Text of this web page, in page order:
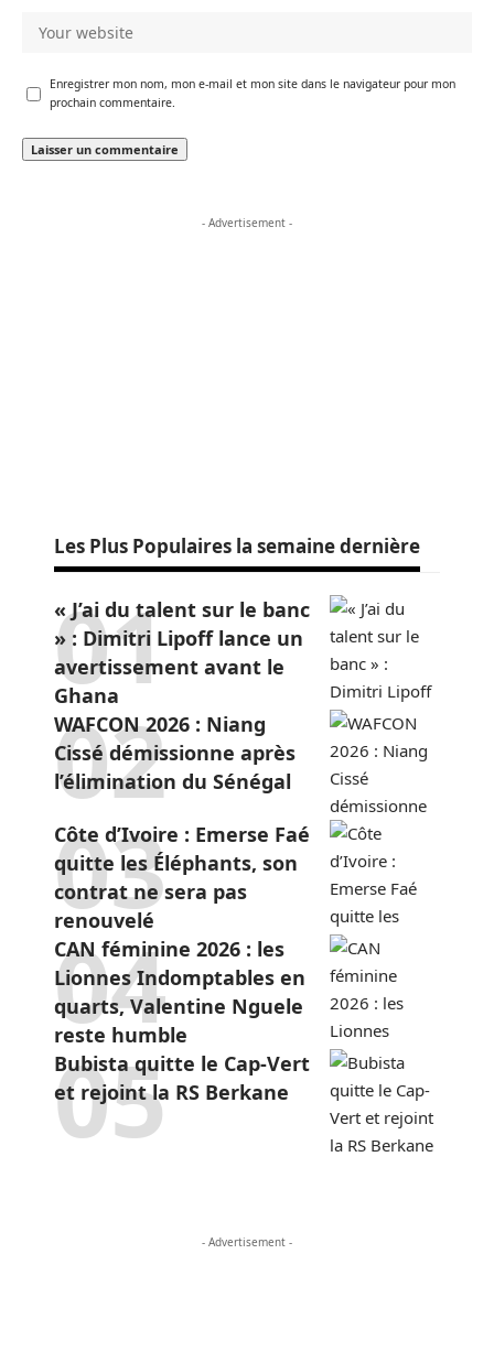
Enregistrer mon nom, mon e-mail et mon site dans le navigateur pour mon
prochain commentaire.
- Advertisement -
Les Plus Populaires la semaine dernière
« J’ai du talent sur le banc
» : Dimitri Lipoff lance un
avertissement avant le
Ghana
WAFCON 2026 : Niang
Cissé démissionne après
l’élimination du Sénégal
Côte d’Ivoire : Emerse Faé
quitte les Éléphants, son
contrat ne sera pas
renouvelé
CAN féminine 2026 : les
Lionnes Indomptables en
quarts, Valentine Nguele
reste humble
Bubista quitte le Cap-Vert
et rejoint la RS Berkane
- Advertisement -